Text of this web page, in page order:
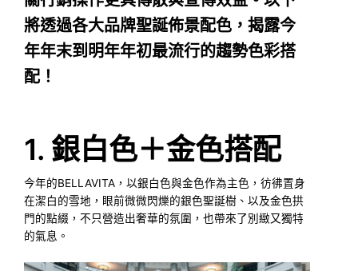
將透過各大品牌聖誕佈景配色，揭露今
年年末到明年年初最流行的趨勢色彩搭
配！
1. 銀白色＋金色搭配
今年的BELLAVITA，以銀白色與金色作為主色，彷彿置身
在潔白的雪地，眼前微微閃爍的銀色聖誕樹、以及金色拱
門的點綴，不只營造出奢華的氛圍，也帶來了別緻又獨特
的氣息。